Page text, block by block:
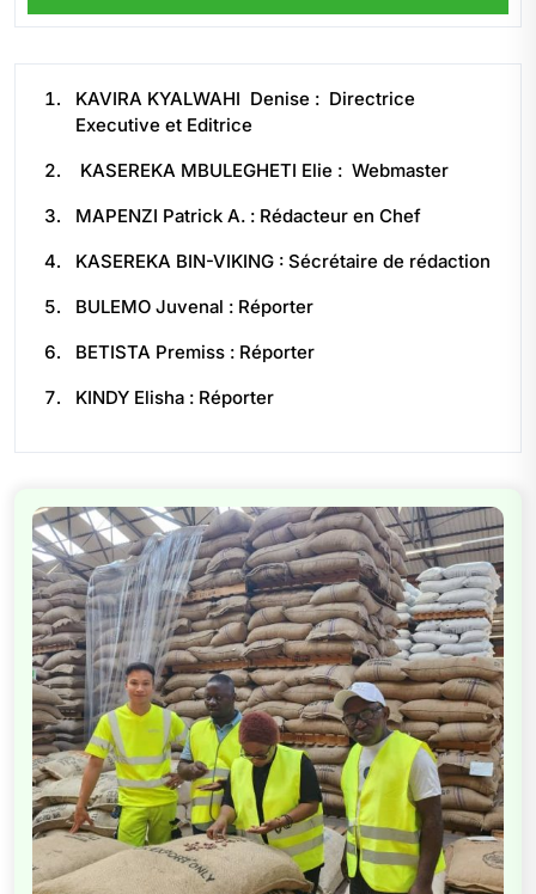
KAVIRA KYALWAHI Denise : Directrice
Executive et Editrice
KASEREKA MBULEGHETI Elie : Webmaster
MAPENZI Patrick A. : Rédacteur en Chef
KASEREKA BIN-VIKING : Sécrétaire de rédaction
BULEMO Juvenal : Réporter
BETISTA Premiss : Réporter
KINDY Elisha : Réporter